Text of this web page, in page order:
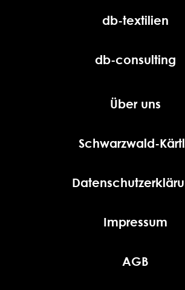
db-textilien
db-consulting
Über uns
Schwarzwald-
Impressum
AGB